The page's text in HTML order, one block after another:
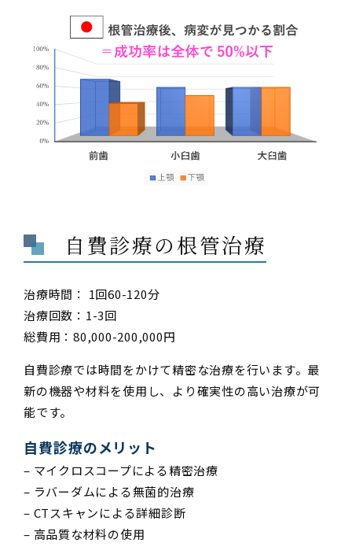
自費診療の根管治療
治療時間： 1回60-120分
治療回数：1-3回
総費用：80,000-200,000円
自費診療では時間をかけて精密な治療を行います。最
新の機器や材料を使用し、より確実性の高い治療が可
能です。
自費診療のメリット
– マイクロスコープによる精密治療
– ラバーダムによる無菌的治療
– CTスキャンによる詳細診断
– 高品質な材料の使用